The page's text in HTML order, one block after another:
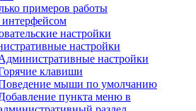
примеров работы
настройки
настройки
настройки
клавиши
мыши по умолчанию
пункта меню в